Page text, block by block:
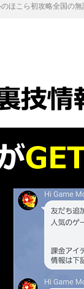
ほこら初攻略全国の無